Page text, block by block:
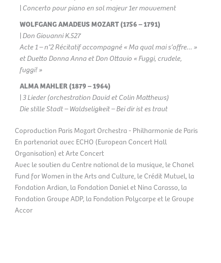
|Concerto pour piano en sol majeur1er mouvement
WOLFGANG AMADEUS MOZART (1756 – 1791)
|Don Giovanni K.527
Acte 1 – n°2 Récitatif accompagné « Ma qual mai s’offre… »
et Duetto Donna Anna et Don Ottavio « Fuggi, crudele,
fuggi! »
ALMA MAHLER (1879 – 1964)
|3 Lieder (orchestration David et Colin Matthews)
Die stille Stadt – Waldseligkeit – Bei dir ist es traut
Coproduction Paris Mozart Orchestra - Philharmonie de Paris
En partenariat avec ECHO (European Concert Hall
Organisation) et Arte Concert
Avec le soutien du Centre national de la musique, le Chanel
Fund for Women in the Arts and Culture, le Crédit Mutuel, la
Fondation Ardian, la Fondation Daniel et Nina Carasso, la
Fondation Groupe ADP, la Fondation Polycarpe et le Groupe
Accor